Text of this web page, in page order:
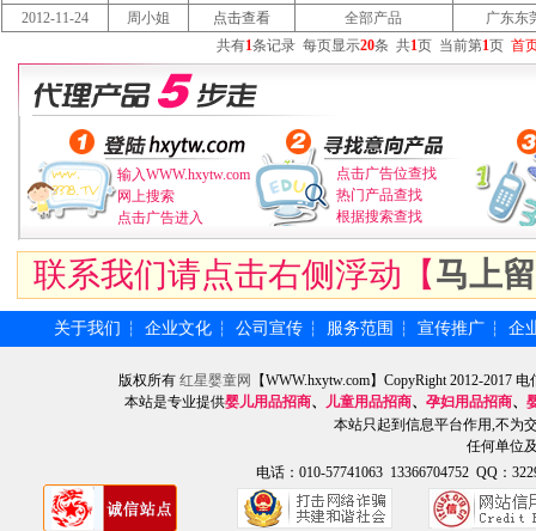
2012-11-24
周小姐 点击查看 全部产品
广东东
共有1条记录 每页显示20条 共1页 当前第1页 首
输入WWW.hxytw.com
网上搜索
点击广告进入
点击广告位查找
热门产品查找
根据搜索查找
联系我们请点击右侧浮动【马上
关于我们 ┆ 企业文化 ┆ 公司宣传 ┆ 服务范围 ┆ 宣传推广 ┆ 企
版权所有 红星婴童网
【WWW.hxytw.com】CopyRight 2012-2017
本站是专业提供婴儿用品招商、 儿童用品招商、 孕妇用品招商、
本站只起到信息平台作用,不为
任何单位
电话：010-57741063 13366704752 QQ：